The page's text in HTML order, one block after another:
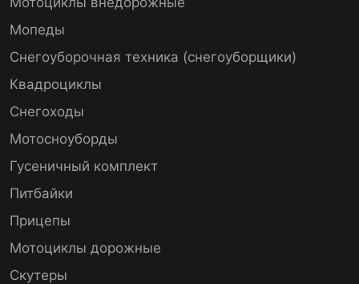
Мопеды
Снегоуборочная техника (снегоуборщики)
Квадроциклы
Снегоходы
Мотосноуборды
Гусеничный комплект
Питбайки
Прицепы
Мотоциклы дорожные
Скутеры